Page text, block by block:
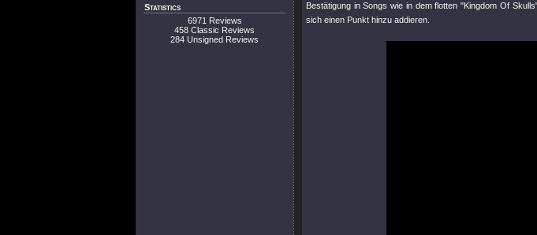
Statistics
6971 Reviews
458 Classic Reviews
284 Unsigned Reviews
Bestätigung in Songs wie in dem flotten"Kingdom Of
sich einen Punkt hinzu addieren.